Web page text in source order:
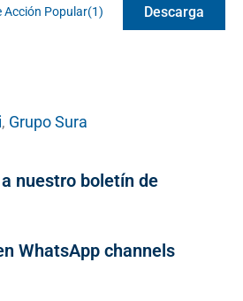
Popular(1) Descarga
, Grupo Sura
nuestro boletín de
WhatsApp channels